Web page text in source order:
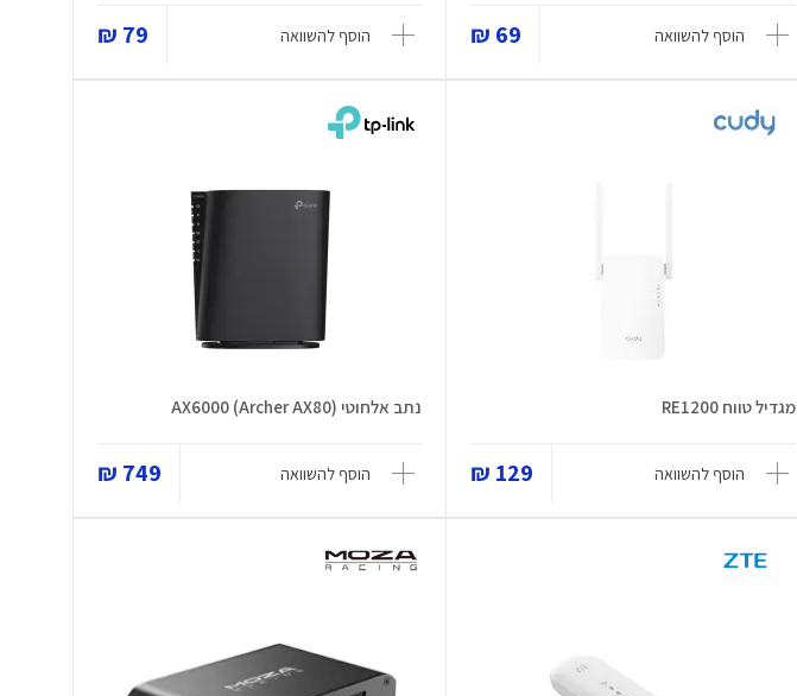
הוסף להשוואה 69 ₪ הוסף להשוואה 79 ₪
מגדיל טווח RE1200
הוסף להשוואה 129 ₪
נתב אלחוטי AX6000 (Archer AX80)
הוסף להשוואה 749 ₪